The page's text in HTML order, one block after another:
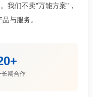
我们不卖"万能方案"，
与服务。
长期合作